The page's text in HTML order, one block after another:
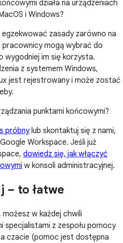
działa na urządzeniach
i Windows?
zasady zarówno na
pracownicy mogą wybrać do
wygodniej im się korzysta.
z systemem Windows,
jest rejestrowany i może zostać
punktami końcowymi?
próbnylub skontaktuj się z nami,
Workspace. Jeśli już
dowiedz się, jak włączyć
w konsoli administracyjnej.
– to łatwe
w każdej chwili
specjalistami z zespołu pomocy
czacie (pomoc jest dostępna